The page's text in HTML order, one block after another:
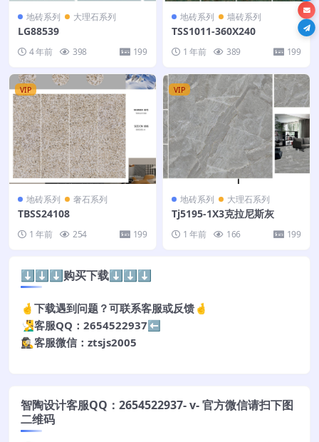
地砖系列 大理石系列
LG88539
4 年前 398 199
地砖系列 墙砖系列
TSS1011-360X240
1 年前 389 199
VIP
地砖系列 奢石系列
TBSS24108
1 年前 254 199
VIP
地砖系列 大理石系列
Tj5195-1X3克拉尼斯灰
1 年前 166 199
⬇️⬇️⬇️购买下载⬇️⬇️⬇️
🤞下载遇到问题？可联系客服或反馈🤞
🧏‍♂️客服QQ：2654522937⬅️
🕵️‍♀️客服微信：ztsjs2005
智陶设计客服QQ：2654522937- v- 官方微信请扫下图
二维码